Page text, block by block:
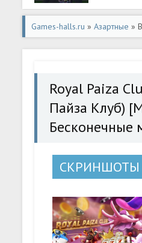
Games-halls.ru »Азартные »
(Рояль Пайза Клуб) [МОД
Royal Paiza
Пайза Клуб)
Бесконечные
СКРИНШОТЫ